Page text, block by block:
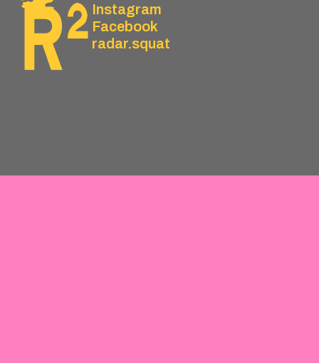
Instagram
Facebook
radar.squat